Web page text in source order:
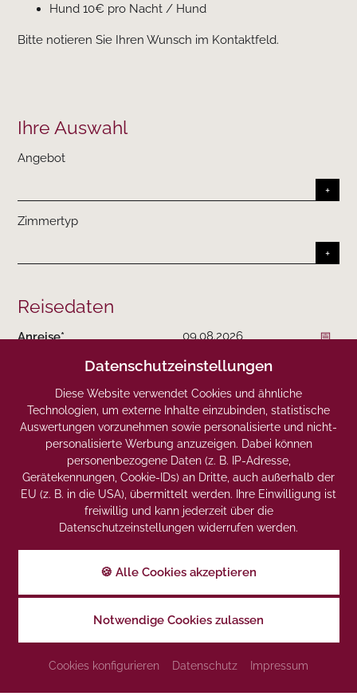
Datenschutzeinstellungen
Diese Website verwendet Cookies und ähnliche
Technologien, um externe Inhalte einzubinden, statistische
Auswertungen vorzunehmen sowie personalisierte und nicht-
personalisierte Werbung anzuzeigen. Dabei können
personenbezogene Daten (z. B. IP-Adresse,
Gerätekennungen, Cookie-IDs) an Dritte, auch außerhalb der
EU (z. B. in die USA), übermittelt werden. Ihre Einwilligung ist
freiwillig und kann jederzeit über die
Datenschutzeinstellungen widerrufen werden.
🍪 Alle Cookies akzeptieren
Notwendige Cookies zulassen
Cookies konfigurieren Datenschutz Impressum
Hund 10€ pro Nacht / Hund
Bitte notieren Sie Ihren Wunsch im Kontaktfeld.
Ihre Auswahl
Angebot
Zimmertyp
Reisedaten
Anreise*
Alternatives Reisedatum einblenden
Personen
Erwachsene*
Kinder
Weitere Zimmer
Benötigen Sie noch weitere Zimmer für Ihren Aufenthalt?